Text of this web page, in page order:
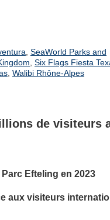
, SeaWorld Parks and
, Six Flags Fiesta
, Walibi Rhône-Alpes
de visiteurs
Efteling en 2023
aux visiteurs